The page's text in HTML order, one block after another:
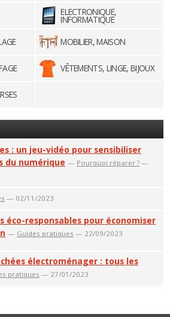
ELECTRONIQUE,
INFORMATIQUE
MOBILIER, MAISON
VÊTEMENTS, LINGE, BIJOUX
: un jeu-vidéo pour sensibiliser
du numérique — Pourquoi réparer ? —
— 02/11/2023
éco-responsables pour économiser
— Guides pratiques — 22/09/2023
électroménager : tous les
pratiques — 27/01/2023